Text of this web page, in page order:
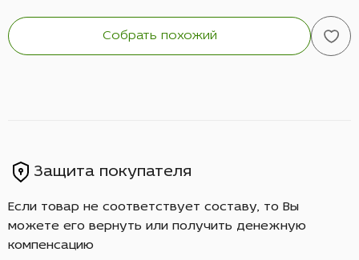
Собрать похожий
Защита покупателя
Если товар не соответствует составу, то Вы
можете его вернуть или получить денежную
компенсацию